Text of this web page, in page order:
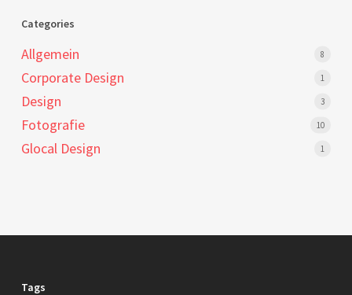
Categories
Allgemein 8
Corporate Design 1
Design 3
Fotografie 10
Glocal Design 1
Tags